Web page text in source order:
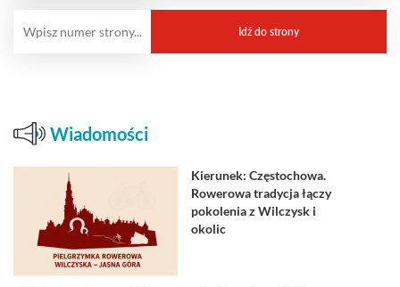
Wiadomości
Kierunek: Częstochowa.
Rowerowa tradycja łączy
pokolenia z Wilczysk i
okolic